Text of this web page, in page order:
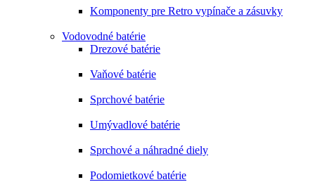
Komponenty pre Retro vypínače a zásuvky
Vodovodné batérie
Drezové batérie
Vaňové batérie
Sprchové batérie
Umývadlové batérie
Sprchové a náhradné diely
Podomietkové batérie